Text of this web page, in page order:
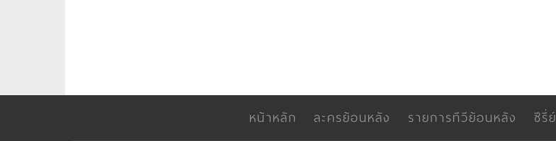
หน้าหลัก ละครย้อนหลัง รายการทีวีย้อนหลัง ซีรี่ย์